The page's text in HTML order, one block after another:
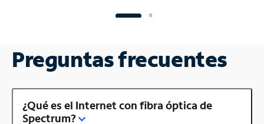
Preguntas frecuentes
¿Qué es el Internet con fibra óptica de
Spectrum?